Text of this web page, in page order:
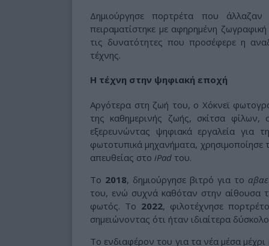
Δημιούργησε πορτρέτα που
πειραματίστηκε με αφηρημένη
τις δυνατότητες που προσέφερε η
τέχνης.
Η τέχνη στην ψηφιακή εποχή
Αργότερα στη ζωή του, ο Χόκνεϊ
της καθημερινής ζωής, σκίτσα φίλων,
εξερευνώντας ψηφιακά εργαλεία για
φωτοτυπικά μηχανήματα, χρησιμοποίησε
απευθείας στο iPad του.
Το 2018, δημιούργησε βιτρό για το
του, ενώ συχνά καθόταν στην αίθουσα
φωτός. Το 2022, φιλοτέχνησε
σημειώνοντας ότι ήταν ιδιαίτερα
Το ενδιαφέρον του για τα νέα μέσα